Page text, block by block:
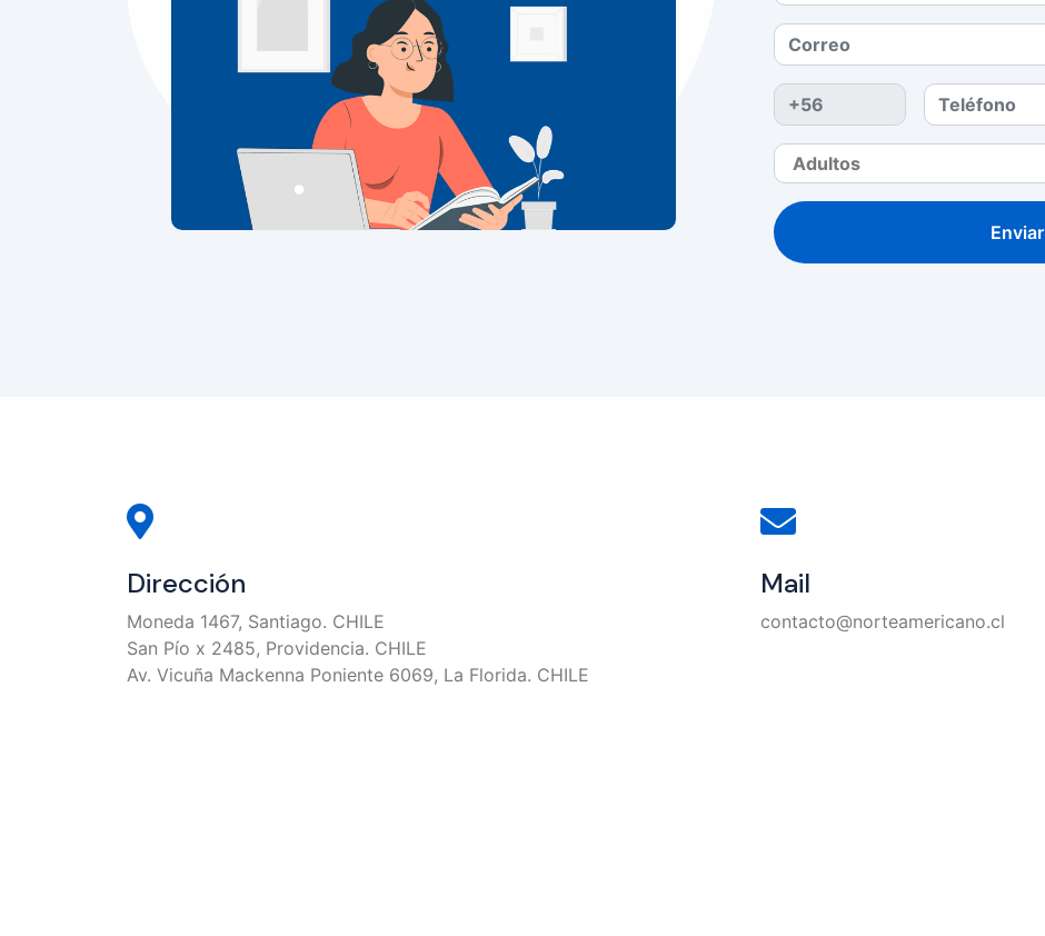
Enviar
Dirección
Moneda 1467, Santiago. CHILE
San Pío x 2485, Providencia. CHILE
Av. Vicuña Mackenna Poniente 6069, La Florida. CHILE
Mail
contacto@norteamericano.cl